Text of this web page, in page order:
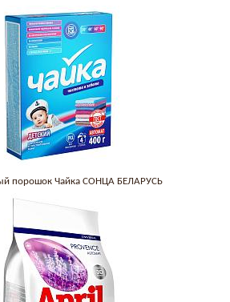
порошок Чайка СОНЦА БЕЛАРУСЬ